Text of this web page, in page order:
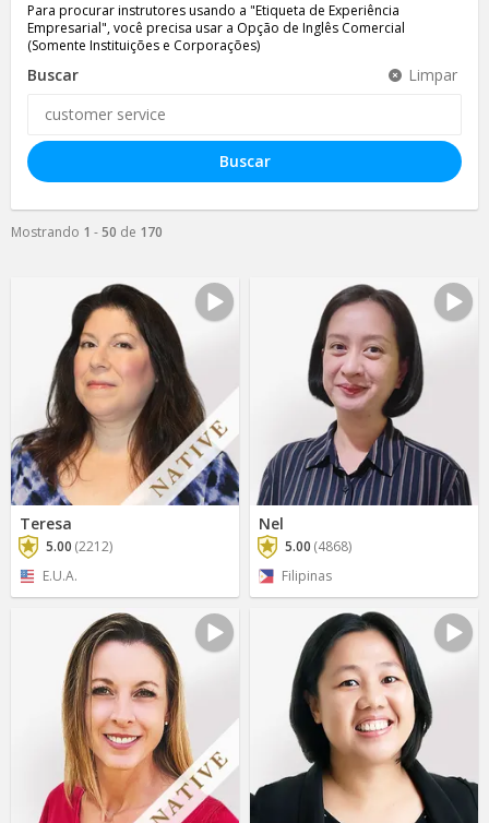
Para procurar instrutores usando a "Etiqueta de Experiência
Empresarial", você precisa usar a Opção de Inglês Comercial
(Somente Instituições e Corporações)
Buscar Limpar
Buscar
Mostrando 1 -50 de 170
Teresa
5.00 (2212)
E.U.A.
Nel
5.00 (4868)
Filipinas